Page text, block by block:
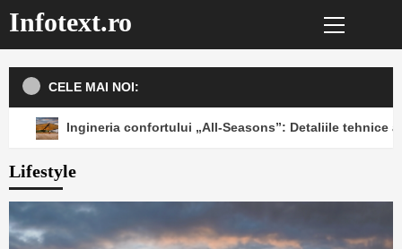
Sari
laInfotext.ro
Menu
CELE MAI NOI:
Ingineria confortului „All-Seasons”: Detaliile tehnice
Lifestyle